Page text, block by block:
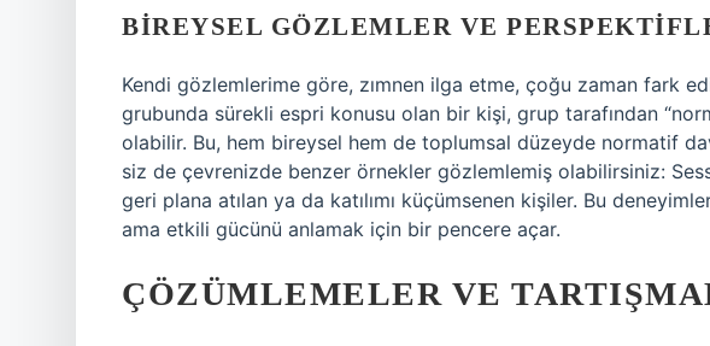
BIREYSEL GÖZLEMLER VE
Kendi gözlemlerime göre, zımnen ilga etme, çoğu zaman fark
grubunda sürekli espri konusu olan bir kişi, grup tarafından
olabilir. Bu, hem bireysel hem de toplumsal düzeyde normatif
siz de çevrenizde benzer örnekler gözlemlemiş olabilirsiniz:
geri plana atılan ya da katılımı küçümsenen kişiler. Bu
ama etkili gücünü anlamak için bir pencere açar.
ÇÖZÜMLEMELER VE